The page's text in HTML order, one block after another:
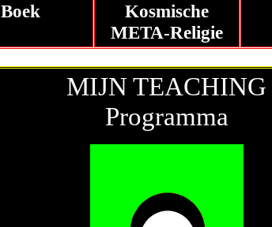
Boek
Kosmische
META-Religie
MIJN TEACHING
Programma